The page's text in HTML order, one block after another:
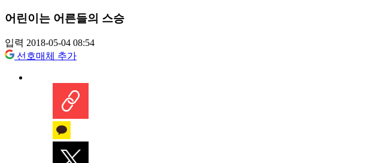
어린이는 어른들의 스승
입력 2018-05-04 08:54
선호매체 추가